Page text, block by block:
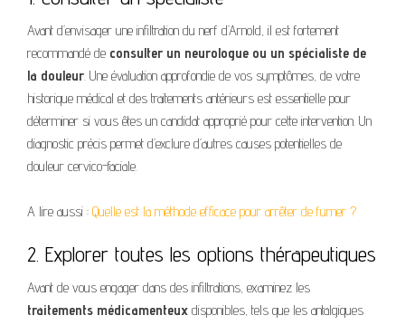
Avant d’envisager une infiltration du nerf d’Arnold, il est fortement
recommandé de consulter un neurologue ou un spécialiste de
la douleur. Une évaluation approfondie de vos symptômes, de votre
historique médical et des traitements antérieurs est essentielle pour
déterminer si vous êtes un candidat approprié pour cette intervention. Un
diagnostic précis permet d’exclure d’autres causes potentielles de
douleur cervico-faciale.
A lire aussi : Quelle est la méthode efficace pour arrêter de fumer ?
2. Explorer toutes les options thérapeutiques
Avant de vous engager dans des infiltrations, examinez les
traitements médicamenteux disponibles, tels que les antalgiques